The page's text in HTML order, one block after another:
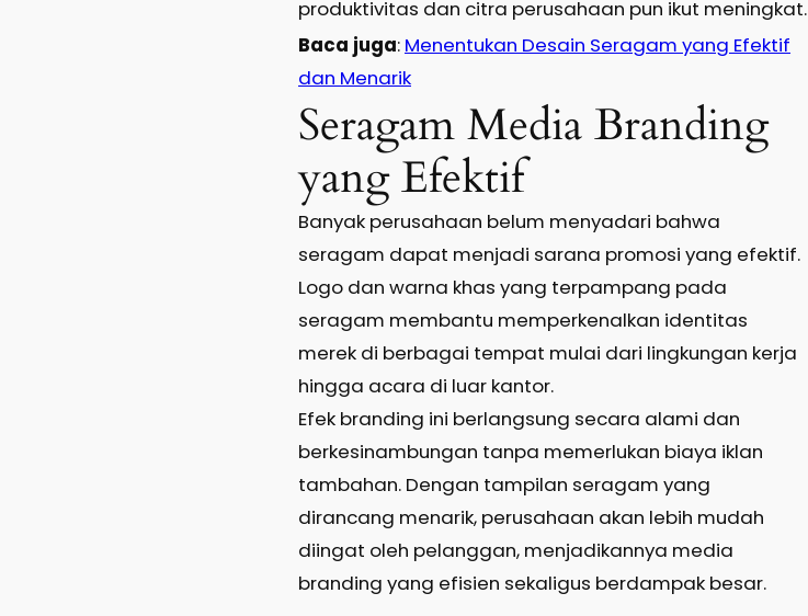
produktivitas dan citra perusahaan pun ikut meningkat.
Baca juga: Menentukan Desain Seragam yang Efektif
dan Menarik
Seragam Media Branding
yang Efektif
Banyak perusahaan belum menyadari bahwa
seragam dapat menjadi sarana promosi yang efektif.
Logo dan warna khas yang terpampang pada
seragam membantu memperkenalkan identitas
merek di berbagai tempat mulai dari lingkungan kerja
hingga acara di luar kantor.
Efek branding ini berlangsung secara alami dan
berkesinambungan tanpa memerlukan biaya iklan
tambahan. Dengan tampilan seragam yang
dirancang menarik, perusahaan akan lebih mudah
diingat oleh pelanggan, menjadikannya media
branding yang efisien sekaligus berdampak besar.